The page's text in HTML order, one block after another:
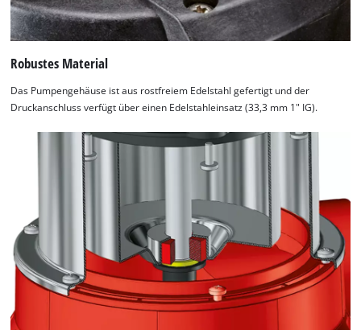
Robustes Material
Das Pumpengehäuse ist aus rostfreiem Edelstahl gefertigt und der
Druckanschluss verfügt über einen Edelstahleinsatz (33,3 mm 1" IG).